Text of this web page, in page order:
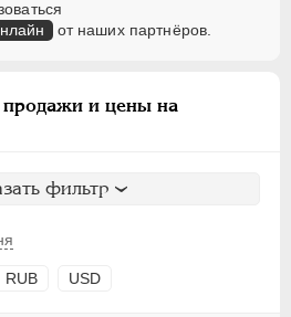
от наших партнёров.
и цены на
фильтр
RUB USD